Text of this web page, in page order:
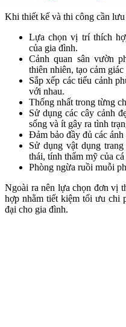
Khi thiết kế và thi công cần
Lựa chọn vị trí thích
của gia đình.
Cảnh quan sân vườn
thiên nhiên, tạo cảm
Sắp xếp các tiểu cảnh
với nhau.
Thống nhất trong từng
Sử dụng các cây cảnh
sống và ít gây ra tình
Đảm bảo đầy đủ các ánh
Sử dụng vật dụng
thái, tính thẩm mỹ của
Phòng ngừa ruồi muỗi
Ngoài ra nên lựa chọn đơn vị
hợp nhằm tiết kiệm tối ưu chi
đại cho gia đình.